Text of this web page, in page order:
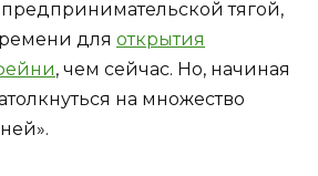
тягой,
для открытия
, чем сейчас. Но, начиная
на множество